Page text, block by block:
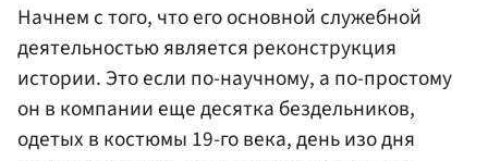
Начнем с того, что его основной служебной
деятельностью является реконструкция
истории. Это если по-научному, а по-простому
он в компании еще десятка бездельников,
одетых в костюмы 19-го века, день изо дня